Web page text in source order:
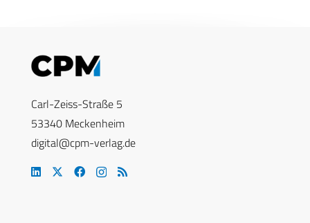
Carl-Zeiss-Straße 5
53340 Meckenheim
digital@cpm-verlag.de